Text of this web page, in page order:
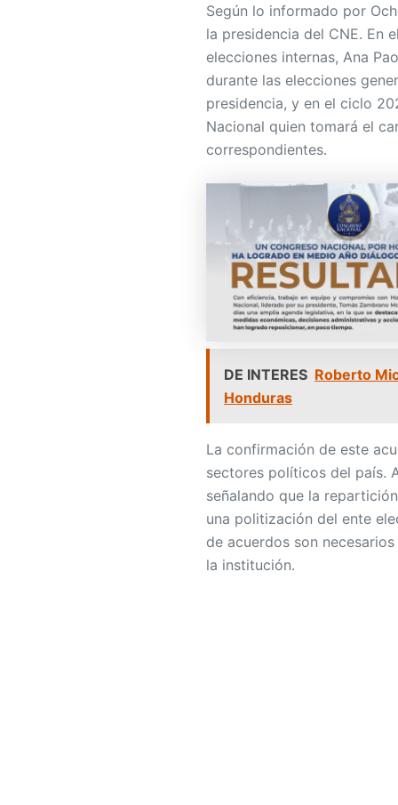
Según lo informado por
la presidencia del CNE. En
elecciones internas, Ana
durante las elecciones
presidencia, y en el ciclo
Nacional quien tomará el
correspondientes.
DE INTERES Roberto
Honduras
La confirmación de este
sectores políticos del país.
señalando que la
una politización del ente
de acuerdos son
la institución.